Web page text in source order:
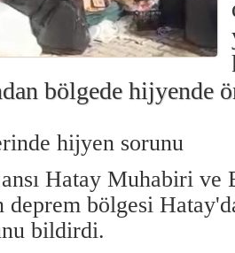
bölgede hijyende
hijyen sorunu
Hatay Muhabiri ve
bölgesi
bildirdi.